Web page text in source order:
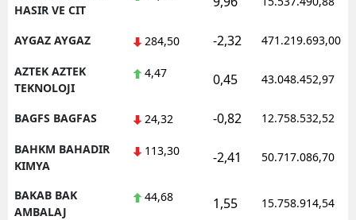
HASIR VE CIT
AYGAZ AYGAZ 284,50 -2,32 471.219.693,00
AZTEK AZTEK
TEKNOLOJI
4,47 0,45 43.048.452,97
BAGFS BAGFAS 24,32 -0,82 12.758.532,52
BAHKM BAHADIR
KIMYA
113,30 -2,41 50.717.086,70
BAKAB BAK
AMBALAJ
44,68 1,55 15.758.914,54